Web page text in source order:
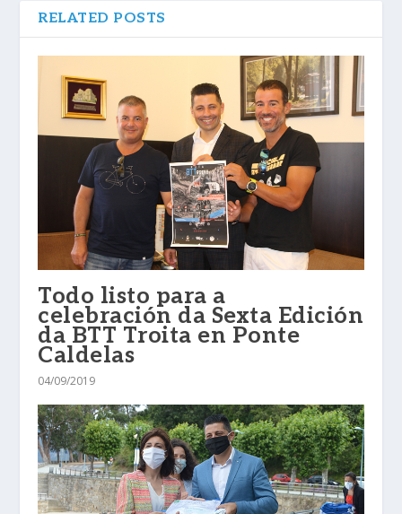
RELATED POSTS
Todo listo para a
celebración da Sexta Edición
da BTT Troita en Ponte
Caldelas
04/09/2019